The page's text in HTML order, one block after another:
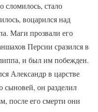
сломилось, стало
воцарился над
Маги прозвали его
Персии сразился в
и был им побежден.
Александр в царстве
сыновей, он разделил
после его смерти они